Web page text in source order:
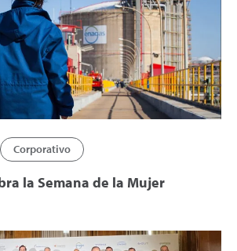
Corporativo
la Semana de la Mujer